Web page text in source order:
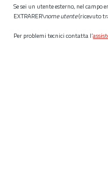
Se sei un utente esterno, nel campo
EXTRARER\nome utente(ricevuto
Per problemi tecnici contatta l’